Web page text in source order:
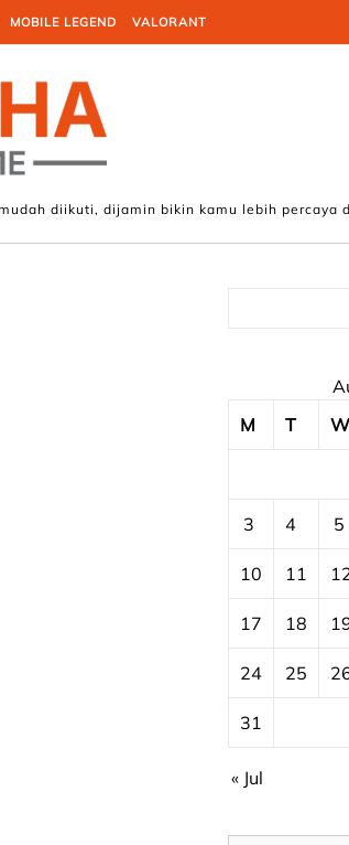
MOBILE LEGEND VALORANT
diikuti, dijamin bikin kamu lebih percaya
M
T W
3 4 5
10 11
17 18
24 25
31
« Jul